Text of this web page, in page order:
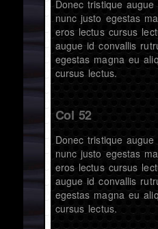
Donec tristique
nunc justo egestas
eros lectus cursus
augue id convallis
egestas magna eu
cursus lectus.
Col 52
Donec tristique
nunc justo egestas
eros lectus cursus
augue id convallis
egestas magna eu
cursus lectus.